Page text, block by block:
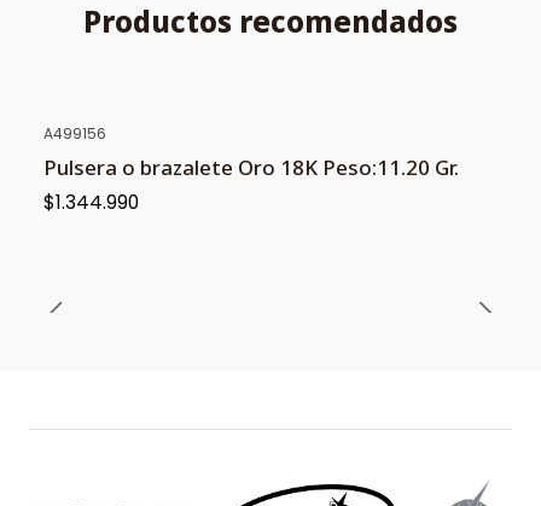
Productos recomendados
A499156
Pulsera o brazalete Oro 18K Peso:11.20 Gr.
$1.344.990